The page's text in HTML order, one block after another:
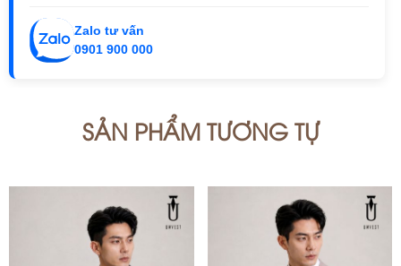
Zalo tư vấn
0901 900 000
SẢN PHẨM TƯƠNG TỰ